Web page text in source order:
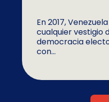
En 2017,
cualquier vestigio
democracia
con...